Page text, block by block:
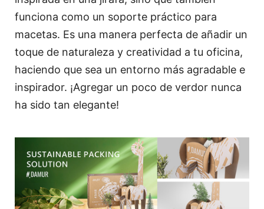
funciona como un soporte práctico para
macetas. Es una manera perfecta de añadir un
toque de naturaleza y creatividad a tu oficina,
haciendo que sea un entorno más agradable e
inspirador. ¡Agregar un poco de verdor nunca
ha sido tan elegante!